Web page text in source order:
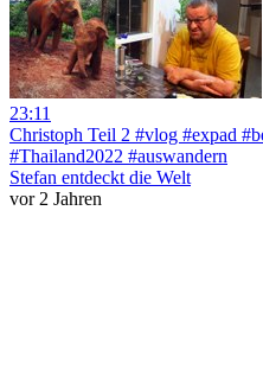
23:11
Christoph Teil 2 #vlog #expad
#Thailand2022 #auswandern
Stefan entdeckt die Welt
vor 2 Jahren